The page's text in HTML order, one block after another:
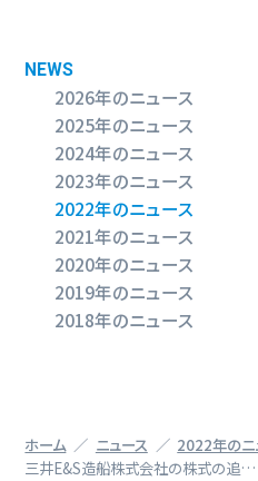
NEWS
2026年のニュース
2025年のニュース
2024年のニュース
2023年のニュース
2022年のニュース
2021年のニュース
2020年のニュース
2019年のニュース
2018年のニュース
ホーム ニュース
2022年のニ
三井E&S造船株式会社の株式の追…